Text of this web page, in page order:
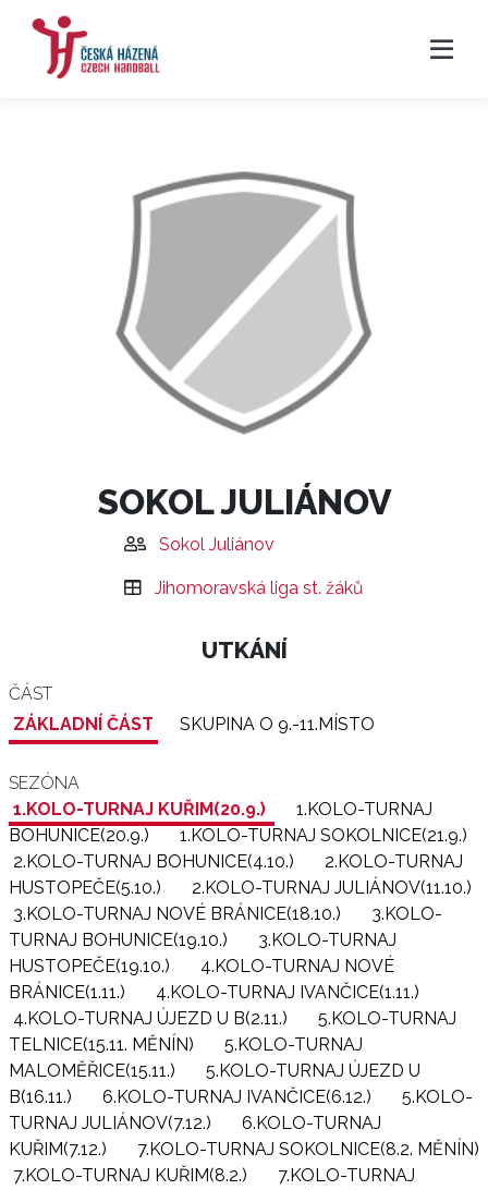
SOKOL JULIÁNOV
Sokol Juliánov
Jihomoravská liga st. žáků
UTKÁNÍ
ČÁST
ZÁKLADNÍ ČÁST
SKUPINA O 9.-11.MÍSTO
SEZÓNA
1.KOLO-TURNAJ KUŘIM(20.9.)
1.KOLO-TURNAJ
BOHUNICE(20.9.)
1.KOLO-TURNAJ SOKOLNICE(21.9.)
2.KOLO-TURNAJ BOHUNICE(4.10.)
2.KOLO-TURNAJ
HUSTOPEČE(5.10.)
2.KOLO-TURNAJ JULIÁNOV(11.10.)
3.KOLO-TURNAJ NOVÉ BRÁNICE(18.10.)
3.KOLO-
TURNAJ BOHUNICE(19.10.)
3.KOLO-TURNAJ
HUSTOPEČE(19.10.)
4.KOLO-TURNAJ NOVÉ
BRÁNICE(1.11.)
4.KOLO-TURNAJ IVANČICE(1.11.)
4.KOLO-TURNAJ ÚJEZD U B(2.11.)
5.KOLO-TURNAJ
TELNICE(15.11. MĚNÍN)
5.KOLO-TURNAJ
MALOMĚŘICE(15.11.)
5.KOLO-TURNAJ ÚJEZD U
B(16.11.)
6.KOLO-TURNAJ IVANČICE(6.12.)
5.KOLO-
TURNAJ JULIÁNOV(7.12.)
6.KOLO-TURNAJ
KUŘIM(7.12.)
7.KOLO-TURNAJ SOKOLNICE(8.2. MĚNÍN)
7.KOLO-TURNAJ KUŘIM(8.2.)
7.KOLO-TURNAJ